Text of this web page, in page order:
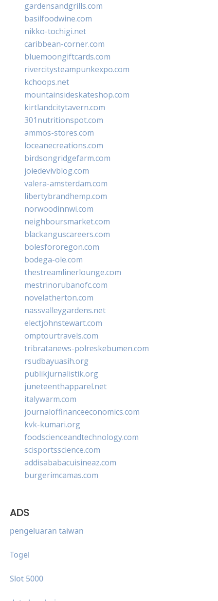
gardensandgrills.com
basilfoodwine.com
nikko-tochigi.net
caribbean-corner.com
bluemoongiftcards.com
rivercitysteampunkexpo.com
kchoops.net
mountainsideskateshop.com
kirtlandcitytavern.com
301nutritionspot.com
ammos-stores.com
loceanecreations.com
birdsongridgefarm.com
joiedevivblog.com
valera-amsterdam.com
libertybrandhemp.com
norwoodinnwi.com
neighboursmarket.com
blackanguscareers.com
bolesfororegon.com
bodega-ole.com
thestreamlinerlounge.com
mestrinorubanofc.com
novelatherton.com
nassvalleygardens.net
electjohnstewart.com
omptourtravels.com
tribratanews-polreskebumen.com
rsudbayuasih.org
publikjurnalistik.org
juneteenthapparel.net
italywarm.com
journaloffinanceeconomics.com
kvk-kumari.org
foodscienceandtechnology.com
scisportsscience.com
addisababacuisineaz.com
burgerimcamas.com
ADS
pengeluaran taiwan
Togel
Slot 5000